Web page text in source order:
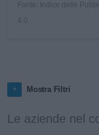
Fonte: Indice delle
Mostra Filtri
Le aziende nel